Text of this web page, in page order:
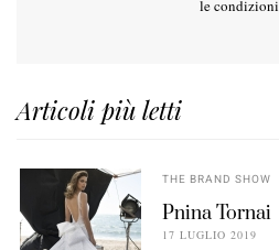
le condizioni
Articoli più letti
THE BRAND SHOW
Pnina Tornai
17 LUGLIO 2019